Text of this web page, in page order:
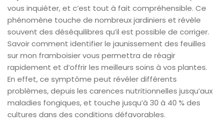
vous inquiéter, et c’est tout à fait compréhensible. Ce
phénomène touche de nombreux jardiniers et révèle
souvent des déséquilibres qu’il est possible de corriger.
Savoir comment identifier le jaunissement des feuilles
sur mon framboisier vous permettra de réagir
rapidement et d’offrir les meilleurs soins à vos plantes.
En effet, ce symptôme peut révéler différents
problèmes, depuis les carences nutritionnelles jusqu’aux
maladies fongiques, et touche jusqu’à 30 à 40 % des
cultures dans des conditions défavorables.